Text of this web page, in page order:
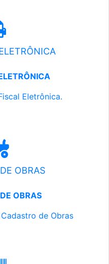
Eletrônica.
OBRAS
OBRAS
de Obras